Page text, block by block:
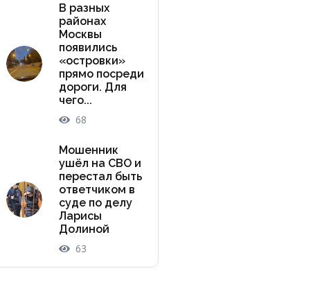
В разных
районах
Москвы
появились
«островки»
прямо посреди
дороги. Для
чего...
68
Мошенник
ушёл на СВО и
перестал быть
ответчиком в
суде по делу
Ларисы
Долиной
63